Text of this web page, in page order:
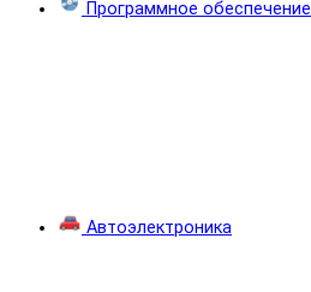
Программное обеспечение
Автоэлектроника